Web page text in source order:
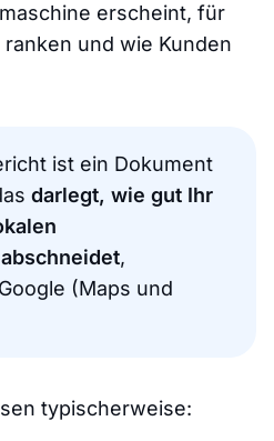
erscheint, für
und wie Kunden
ist ein Dokument
darlegt, wie gut Ihr
,
(Maps und
typischerweise: